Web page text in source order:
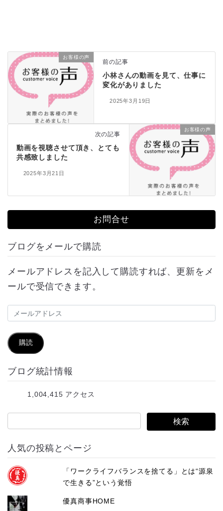
お客様の声
前の記事
小林さんの動画を見て、仕事に
変化がありました
2025年3月19日
お客様の声
次の記事
動画を視聴させて頂き、とても
共感致しました
2025年3月21日
お問合せ
ブログをメールで購読
メールアドレスを記入して購読すれば、更新をメ
ールで受信できます。
メ
ル
ア
ド
購読
ブログ統計情報
1,004,415 アクセス
人気の投稿とページ
「ワークライフバランスを捨てる」とは“源泉
で生きる”という覚悟
優真商事HOME